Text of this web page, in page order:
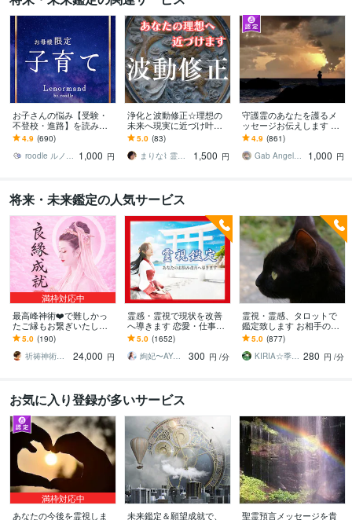
お子さんの悩み【受験・
不登校・進路】を読み解
きます 大切な子どもさん
の悩みをルノルマンカー
ドでハッキリ鑑定します
4.9 (690)
roodle ルノルマンカード専門占い師 1,000 円
浄化と波動修正☆理想の
未来へ現実に近づけ叶え
ます 一晩かけて波動を調
整し、1000字ほどで結果
を報告します
5.0 (83)
まりな⌇ 霊視鑑定士
1,500 円
守護霊のあなたを護るメ
ッセージお伝えします 守
護霊からのメッセージを
お聞き下さい。
4.9 (861)
Gab AngelLily
1,000 円
将来・未来鑑定の人気サービス
満枠対応中
最高峰神術❤️で難しかっ
たご縁もお繋ぎいたしま
す 【最強縁結びの最上
形】あなたの願いを具現
化させます※悪用厳禁
5.0 (190)
祈祷神術師 神羅
24,000 円
霊感・霊視で現状を改善
へ導きます 恋愛・仕事・
相手のお気持ち・未来の
兆し✴︎霊視で鑑定します
5.0 (1652)
絢妃〜AYAKI〜霊視鑑定師
300 円 /分
霊視・霊感、タロットで
鑑定致します お相手の気
持ち、今後の未来へ幸せ
になる為のアドバイス致
します
5.0 (877)
KIRIA☆季世。 280 円 /分
お気に入り登録が多いサービス
満枠対応中
あなたの今後を霊視しま
未来鑑定＆願望成就で、
聖霊預言メッセージを貴